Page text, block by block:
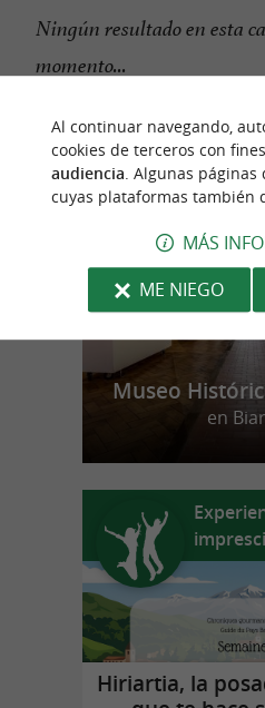
Ningún resultado en esta
momento...
Museo
en
Hiriartia, la
Al continuar navegando,
cookies de terceros con
audiencia . Algunas
cuyas plataformas también
MÁS
ME NIEGO